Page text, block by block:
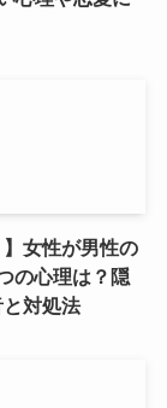
】女性が男性の
の心理は？隠
対処法